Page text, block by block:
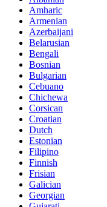
Amharic
Armenian
Azerbaijani
Belarusian
Bengali
Bosnian
Bulgarian
Cebuano
Chichewa
Corsican
Croatian
Dutch
Estonian
Filipino
Finnish
Frisian
Galician
Georgian